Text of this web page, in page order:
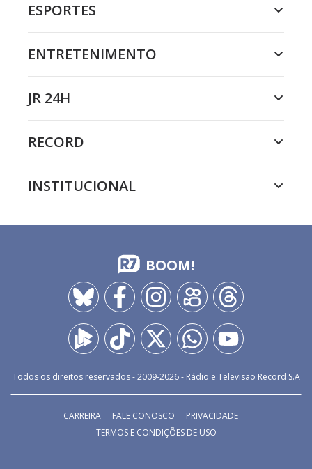
ESPORTES
ENTRETENIMENTO
JR 24H
RECORD
INSTITUCIONAL
BOOM!
Todos os direitos reservados - 2009-2026- Rádio e Televisão Record S.A
CARREIRA FALE CONOSCO
PRIVACIDADE
TERMOS E CONDIÇÕES DE USO